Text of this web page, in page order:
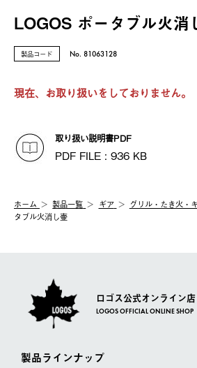
LOGOS ポータブル火消
製品コード No. 81063128
現在、お取り扱いをしておりません。
取り扱い説明書PDF
PDF FILE : 936 KB
ホーム 製品⼀覧 ギア グリル・たき火・
タブル火消し壷
ロゴス公式オンライン店
LOGOS OFFICIAL ONLINE SHOP
製品ラインナップ